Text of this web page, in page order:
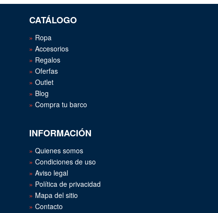
CATÁLOGO
Ropa
Accesorios
Regalos
Oferfas
Outlet
Blog
Compra tu barco
INFORMACIÓN
Quienes somos
Condiciones de uso
Aviso legal
Política de privacidad
Mapa del sitio
Contacto